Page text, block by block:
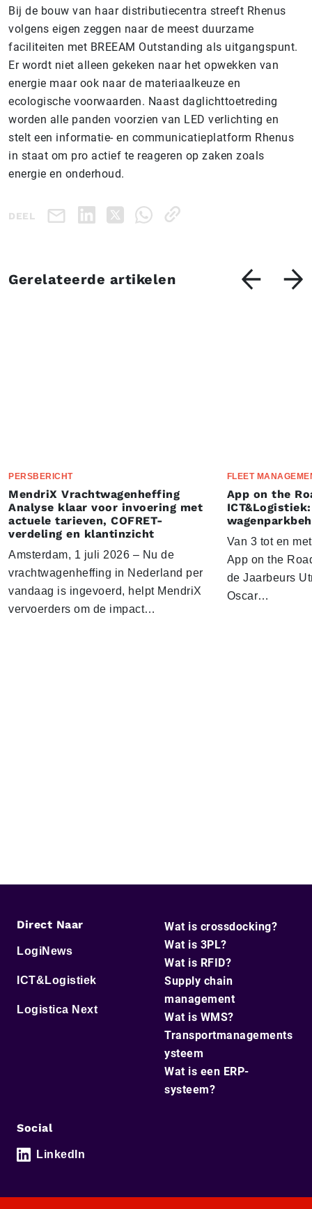
Bij de bouw van haar distributiecentra streeft Rhenus
volgens eigen zeggen naar de meest duurzame
faciliteiten met BREEAM Outstanding als uitgangspunt.
Er wordt niet alleen gekeken naar het opwekken van
energie maar ook naar de materiaalkeuze en
ecologische voorwaarden. Naast daglichttoetreding
worden alle panden voorzien van LED verlichting en
stelt een informatie- en communicatieplatform Rhenus
in staat om pro actief te reageren op zaken zoals
energie en onderhoud.
DEEL
Gerelateerde artikelen
PERSBERICHT
MendriX Vrachtwagenheffing
Analyse klaar voor invoering met
actuele tarieven, COFRET-
verdeling en klantinzicht
Amsterdam, 1 juli 2026 – Nu de
vrachtwagenheffing in Nederland per
vandaag is ingevoerd, helpt MendriX
vervoerders om de impact…
FLEET
App on the
Van 3 tot en
App on the
de Jaarbeurs
Oscar…
Direct Naar
LogiNews
ICT&Logistiek
Logistica Next
Wat is crossdocking?
Wat is 3PL?
Wat is RFID?
Supply chain
management
Wat is WMS?
Transportmanagements
ysteem
Wat is een ERP-
systeem?
Social
LinkedIn